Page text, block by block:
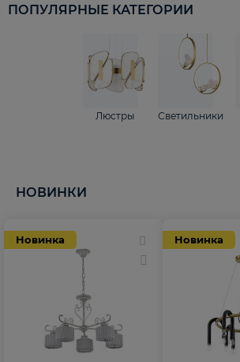
ПОПУЛЯРНЫЕ КАТЕГОРИИ
Люстры Светильники
НОВИНКИ
Новинка Новинка